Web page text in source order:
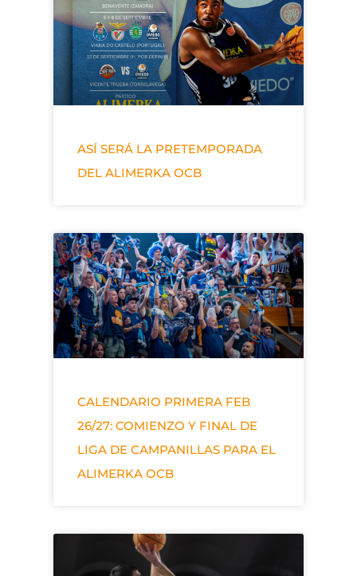
ASÍ SERÁ LA PRETEMPORADA
DEL ALIMERKA OCB
CALENDARIO PRIMERA FEB
26/27: COMIENZO Y FINAL DE
LIGA DE CAMPANILLAS PARA EL
ALIMERKA OCB